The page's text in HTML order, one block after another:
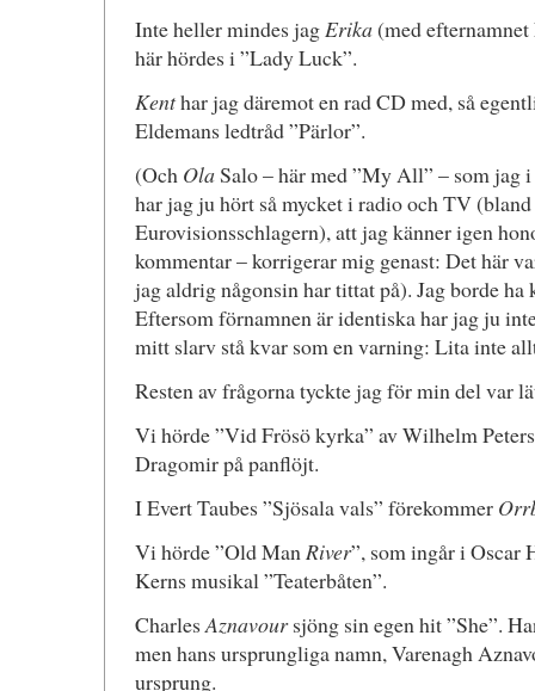
Inte heller mindes jagErika(med
här hördes i ”Lady Luck”.
Kenthar jag däremot en rad CD med, så
Eldemans ledtråd ”Pärlor”.
(Och OlaSalo – här med ”My All” – som jag
har jag ju hört så mycket i radio och TV
Eurovisionsschlagern), att jag känner igen
kommentar – korrigerar mig genast: Det här
jag aldrig någonsin har tittat på). Jag borde
Eftersom förnamnen är identiska har jag ju
mitt slarv stå kvar som en varning: Lita inte
Resten av frågorna tyckte jag för min del var
Vi hörde ”Vid Frösö kyrka” av Wilhelm
Dragomir på panflöjt.
I Evert Taubes ”Sjösala vals” förekommer
Vi hörde ”Old ManRiver”, som ingår i Oscar
Kerns musikal ”Teaterbåten”.
CharlesAznavoursjöng sin egen hit ”She”.
men hans ursprungliga namn, Varenagh
ursprung.